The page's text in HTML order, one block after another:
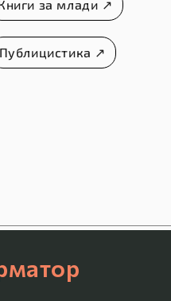
за млади ↗
Публицистика ↗